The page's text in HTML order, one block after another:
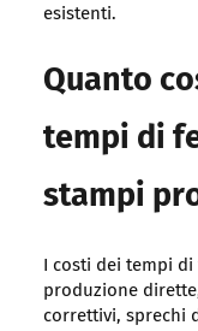
esistenti.
Quanto
tempi di
stampi
I costi dei tempi
produzione
correttivi, sprechi